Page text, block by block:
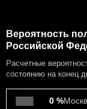
Вероятность
Российской
Расчетные
состоянию на конец
0 %